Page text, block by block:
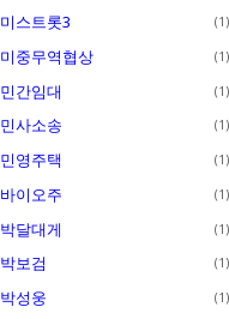
미스트롯3 1
미중무역협상 1
민간임대 1
민사소송 1
민영주택 1
바이오주 1
박달대게 1
박보검 1
박성웅 1